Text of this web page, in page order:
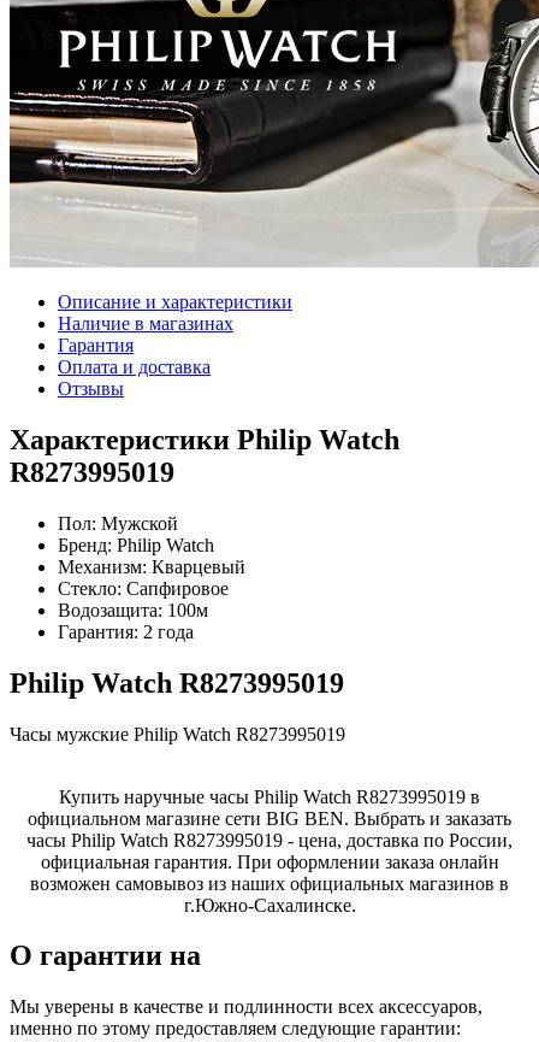
Описание и характеристики
Наличие в магазинах
Гарантия
Оплата и доставка
Отзывы
Характеристики Philip Watch
R8273995019
Пол: Мужской
Бренд: Philip Watch
Механизм: Кварцевый
Стекло: Сапфировое
Водозащита: 100м
Гарантия: 2 года
Philip Watch R8273995019
Часы мужские Philip Watch R8273995019
Купить наручные часы Philip Watch R8273995019 в
официальном магазине сети BIG BEN. Выбрать и заказать
часы Philip Watch R8273995019 - цена, доставка по России,
официальная гарантия. При оформлении заказа онлайн
возможен самовывоз из наших официальных магазинов в
г.Южно-Сахалинске.
О гарантии на
Мы уверены в качестве и подлинности всех аксессуаров,
именно по этому предоставляем следующие гарантии: